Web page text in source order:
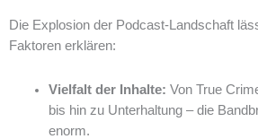
Die Explosion der Podcast-Landschaft
Faktoren erklären:
Vielfalt der Inhalte: Von True
bis hin zu Unterhaltung – die
enorm.